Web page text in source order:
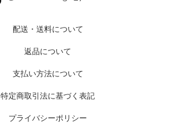
配送・送料について
返品について
支払い方法について
特定商取引法に基づく表記
プライバシーポリシー